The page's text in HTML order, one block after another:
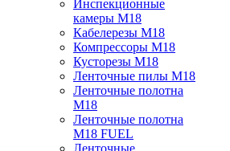
Инспекционные
камеры M18
Кабелерезы M18
Компрессоры M18
Кусторезы M18
Ленточные пилы M18
Ленточные полотна
M18
Ленточные полотна
M18 FUEL
Ленточные